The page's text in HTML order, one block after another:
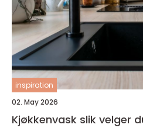
inspiration
02. May 2026
Kjøkkenvask slik velger du riktig modell til